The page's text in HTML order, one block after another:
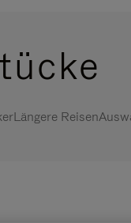
Längere Reisen